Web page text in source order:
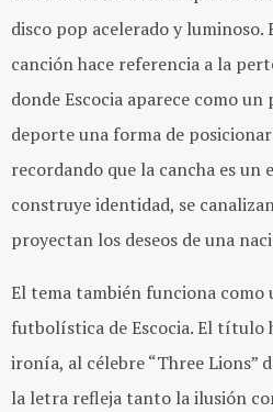
disco pop acelerado y
canción hace referencia a la
donde Escocia aparece como
deporte una forma de
recordando que la cancha es un
construye identidad, se
proyectan los deseos de una
El tema también funciona como
futbolística de Escocia. El título
ironía, al célebre “Three Lions”
la letra refleja tanto la ilusión